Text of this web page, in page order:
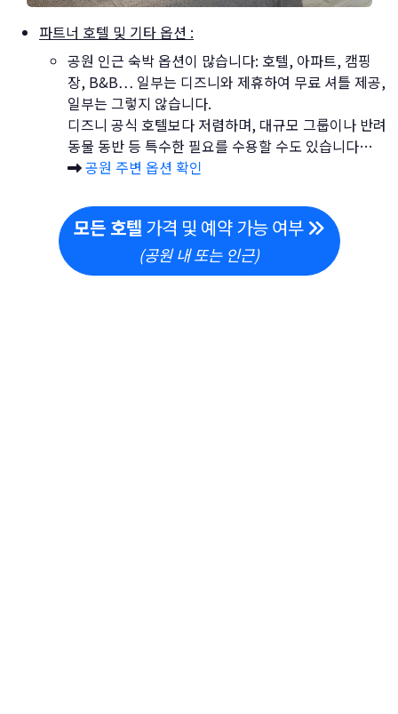
파트너 호텔 및 기타 옵션 :
공원 인근 숙박 옵션이 많습니다: 호텔, 아파트, 캠핑
장, B&B… 일부는 디즈니와 제휴하여 무료 셔틀 제공,
일부는 그렇지 않습니다.
디즈니 공식 호텔보다 저렴하며, 대규모 그룹이나 반려
동물 동반 등 특수한 필요를 수용할 수도 있습니다…
공원 주변 옵션 확인
모든 호텔 가격 및 예약 가능 여부
(공원 내 또는 인근)